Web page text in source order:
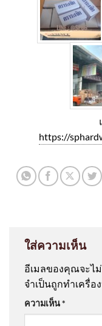
https://
ใส่ความเห็น
อีเมลของคุณจะไ
จำเป็นถูกทำเครื่อ
ความเห็น*